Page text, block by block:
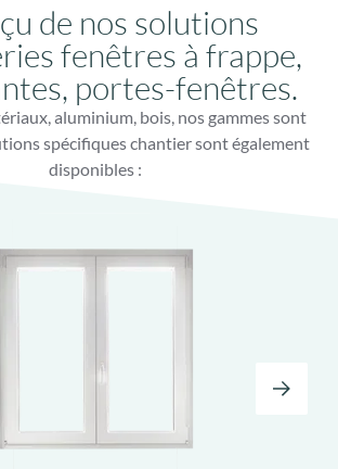
de nos solutions
fenêtres à frappe,
portes-fenêtres.
aluminium, bois, nos gammes sont
spécifiques chantier sont également
disponibles :